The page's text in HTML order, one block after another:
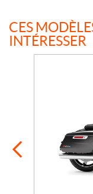
CES
INTÉRESSER